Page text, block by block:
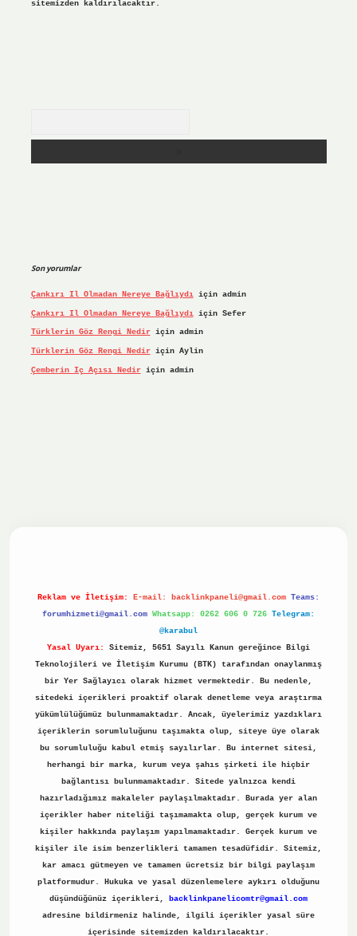
sitemizden kaldırılacaktır.
Son yorumlar
Çankırı Il Olmadan Nereye Bağlıydıiçin admin
Çankırı Il Olmadan Nereye Bağlıydıiçin Sefer
Türklerin Göz Rengi Nediriçin admin
Türklerin Göz Rengi Nediriçin Aylin
Çemberin Iç Açısı Nediriçin admin
Reklam ve İletişim: E-mail: backlinkpaneli@gmail.com Teams:
forumhizmeti@gmail.com Whatsapp: 0262 606 0 726 Telegram:
@karabul
Yasal Uyarı:
Sitemiz, 5651 Sayılı Kanun gereğince Bilgi
Teknolojileri ve İletişim Kurumu (BTK) tarafından onaylanmış
bir Yer Sağlayıcı olarak hizmet vermektedir. Bu nedenle,
sitedeki içerikleri proaktif olarak denetleme veya araştırma
yükümlülüğümüz bulunmamaktadır. Ancak, üyelerimiz yazdıkları
içeriklerin sorumluluğunu taşımakta olup, siteye üye olarak
bu sorumluluğu kabul etmiş sayılırlar. Bu internet sitesi,
herhangi bir marka, kurum veya şahıs şirketi ile hiçbir
bağlantısı bulunmamaktadır. Sitede yalnızca kendi
hazırladığımız makaleler paylaşılmaktadır. Burada yer alan
içerikler haber niteliği taşımamakta olup, gerçek kurum ve
kişiler hakkında paylaşım yapılmamaktadır. Gerçek kurum ve
kişiler ile isim benzerlikleri tamamen tesadüfidir. Sitemiz,
kar amacı gütmeyen ve tamamen ücretsiz bir bilgi paylaşım
platformudur. Hukuka ve yasal düzenlemelere aykırı olduğunu
düşündüğünüz içerikleri,
backlinkpanelicomtr@gmail.com
adresine bildirmeniz halinde, ilgili içerikler yasal süre
içerisinde sitemizden kaldırılacaktır.